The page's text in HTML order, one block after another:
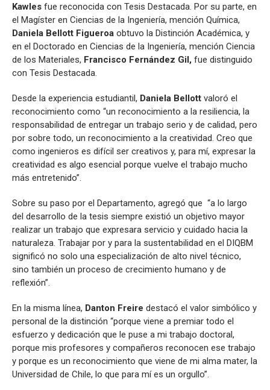
Kawles fue reconocida con Tesis Destacada. Por su parte, en
el Magíster en Ciencias de la Ingeniería, mención Química,
Daniela Bellott Figueroa obtuvo la Distinción Académica, y
en el Doctorado en Ciencias de la Ingeniería, mención Ciencia
de los Materiales, Francisco Fernández Gil, fue distinguido
con Tesis Destacada.
Desde la experiencia estudiantil, Daniela Bellott valoró el
reconocimiento como “un reconocimiento a la resiliencia, la
responsabilidad de entregar un trabajo serio y de calidad, pero
por sobre todo, un reconocimiento a la creatividad. Creo que
como ingenieros es difícil ser creativos y, para mí, expresar la
creatividad es algo esencial porque vuelve el trabajo mucho
más entretenido”.
Sobre su paso por el Departamento, agregó que “a lo largo
del desarrollo de la tesis siempre existió un objetivo mayor
realizar un trabajo que expresara servicio y cuidado hacia la
naturaleza. Trabajar por y para la sustentabilidad en el DIQBM
significó no solo una especialización de alto nivel técnico,
sino también un proceso de crecimiento humano y de
reflexión”.
En la misma línea, Danton Freire destacó el valor simbólico y
personal de la distinción “porque viene a premiar todo el
esfuerzo y dedicación que le puse a mi trabajo doctoral,
porque mis profesores y compañeros reconocen ese trabajo
y porque es un reconocimiento que viene de mi alma mater, la
Universidad de Chile, lo que para mí es un orgullo”.